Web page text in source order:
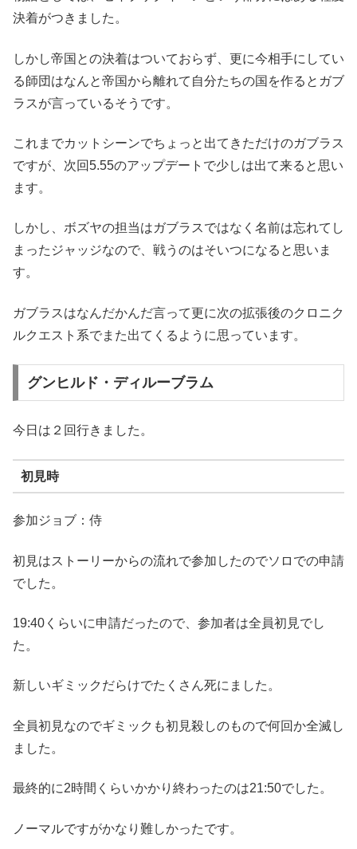
決着がつきました。
しかし帝国との決着はついておらず、更に今相手にしてい
る師団はなんと帝国から離れて自分たちの国を作るとガブ
ラスが言っているそうです。
これまでカットシーンでちょっと出てきただけのガブラス
ですが、次回5.55のアップデートで少しは出て来ると思い
ます。
しかし、ボズヤの担当はガブラスではなく名前は忘れてし
まったジャッジなので、戦うのはそいつになると思いま
す。
ガブラスはなんだかんだ言って更に次の拡張後のクロニク
ルクエスト系でまた出てくるように思っています。
グンヒルド・ディルーブラム
今日は２回行きました。
初見時
参加ジョブ：侍
初見はストーリーからの流れで参加したのでソロでの申請
でした。
19:40くらいに申請だったので、参加者は全員初見でし
た。
新しいギミックだらけでたくさん死にました。
全員初見なのでギミックも初見殺しのもので何回か全滅し
ました。
最終的に2時間くらいかかり終わったのは21:50でした。
ノーマルですがかなり難しかったです。